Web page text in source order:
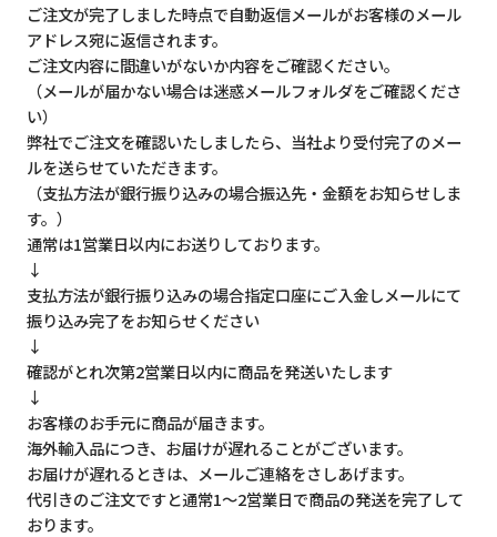
ご注文が完了しました時点で自動返信メールがお客様のメール
アドレス宛に返信されます。
ご注文内容に間違いがないか内容をご確認ください。
（メールが届かない場合は迷惑メールフォルダをご確認くださ
い）
弊社でご注文を確認いたしましたら、当社より受付完了のメー
ルを送らせていただきます。
（支払方法が銀行振り込みの場合振込先・金額をお知らせしま
す。）
通常は1営業日以内にお送りしております。
↓
支払方法が銀行振り込みの場合指定口座にご入金しメールにて
振り込み完了をお知らせください
↓
確認がとれ次第2営業日以内に商品を発送いたします
↓
お客様のお手元に商品が届きます。
海外輸入品につき、お届けが遅れることがございます。
お届けが遅れるときは、メールご連絡をさしあげます。
代引きのご注文ですと通常1～2営業日で商品の発送を完了して
おります。